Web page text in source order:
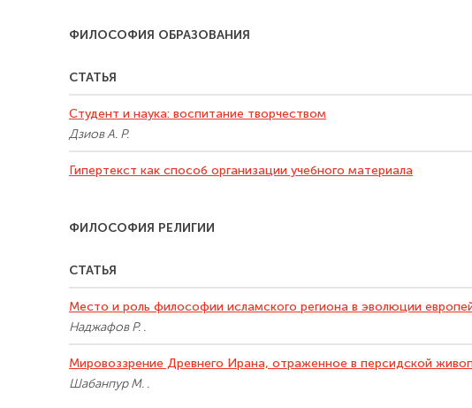
ФИЛОСОФИЯ ОБРАЗОВАНИЯ
СТАТЬЯ
Студент и наука: воспитание творчеством
Дзиов А. Р.
Гипертекст как способ организации учебного материала
ФИЛОСОФИЯ РЕЛИГИИ
СТАТЬЯ
Место и роль философии исламского региона в эволюции
Наджафов Р. .
Мировоззрение Древнего Ирана, отраженное в персидской
Шабанпур М. .